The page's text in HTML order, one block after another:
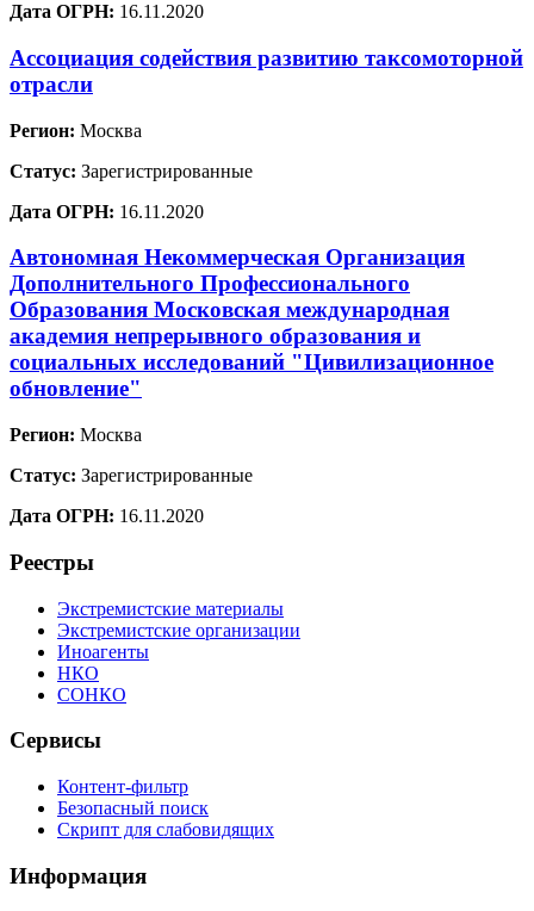
Дата ОГРН: 16.11.2020
Ассоциация содействия развитию таксомоторной
отрасли
Регион: Москва
Статус: Зарегистрированные
Дата ОГРН: 16.11.2020
Автономная Некоммерческая Организация
Дополнительного Профессионального
Образования Московская международная
академия непрерывного образования и
социальных исследований "Цивилизационное
обновление"
Регион: Москва
Статус: Зарегистрированные
Дата ОГРН: 16.11.2020
Реестры
Экстремистские материалы
Экстремистские организации
Иноагенты
НКО
СОНКО
Сервисы
Контент-фильтр
Безопасный поиск
Скрипт для слабовидящих
Информация